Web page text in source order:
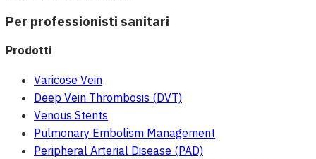
Per professionisti sanitari
Prodotti
Varicose Vein
Deep Vein Thrombosis (DVT)
Venous Stents
Pulmonary Embolism Management
Peripheral Arterial Disease (PAD)